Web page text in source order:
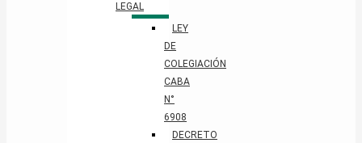
LEGAL
LEY
DE
COLEGIACIÓN
CABA
N°
6908
DECRETO